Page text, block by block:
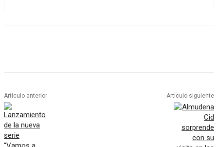
Artículo anterior Artículo siguiente